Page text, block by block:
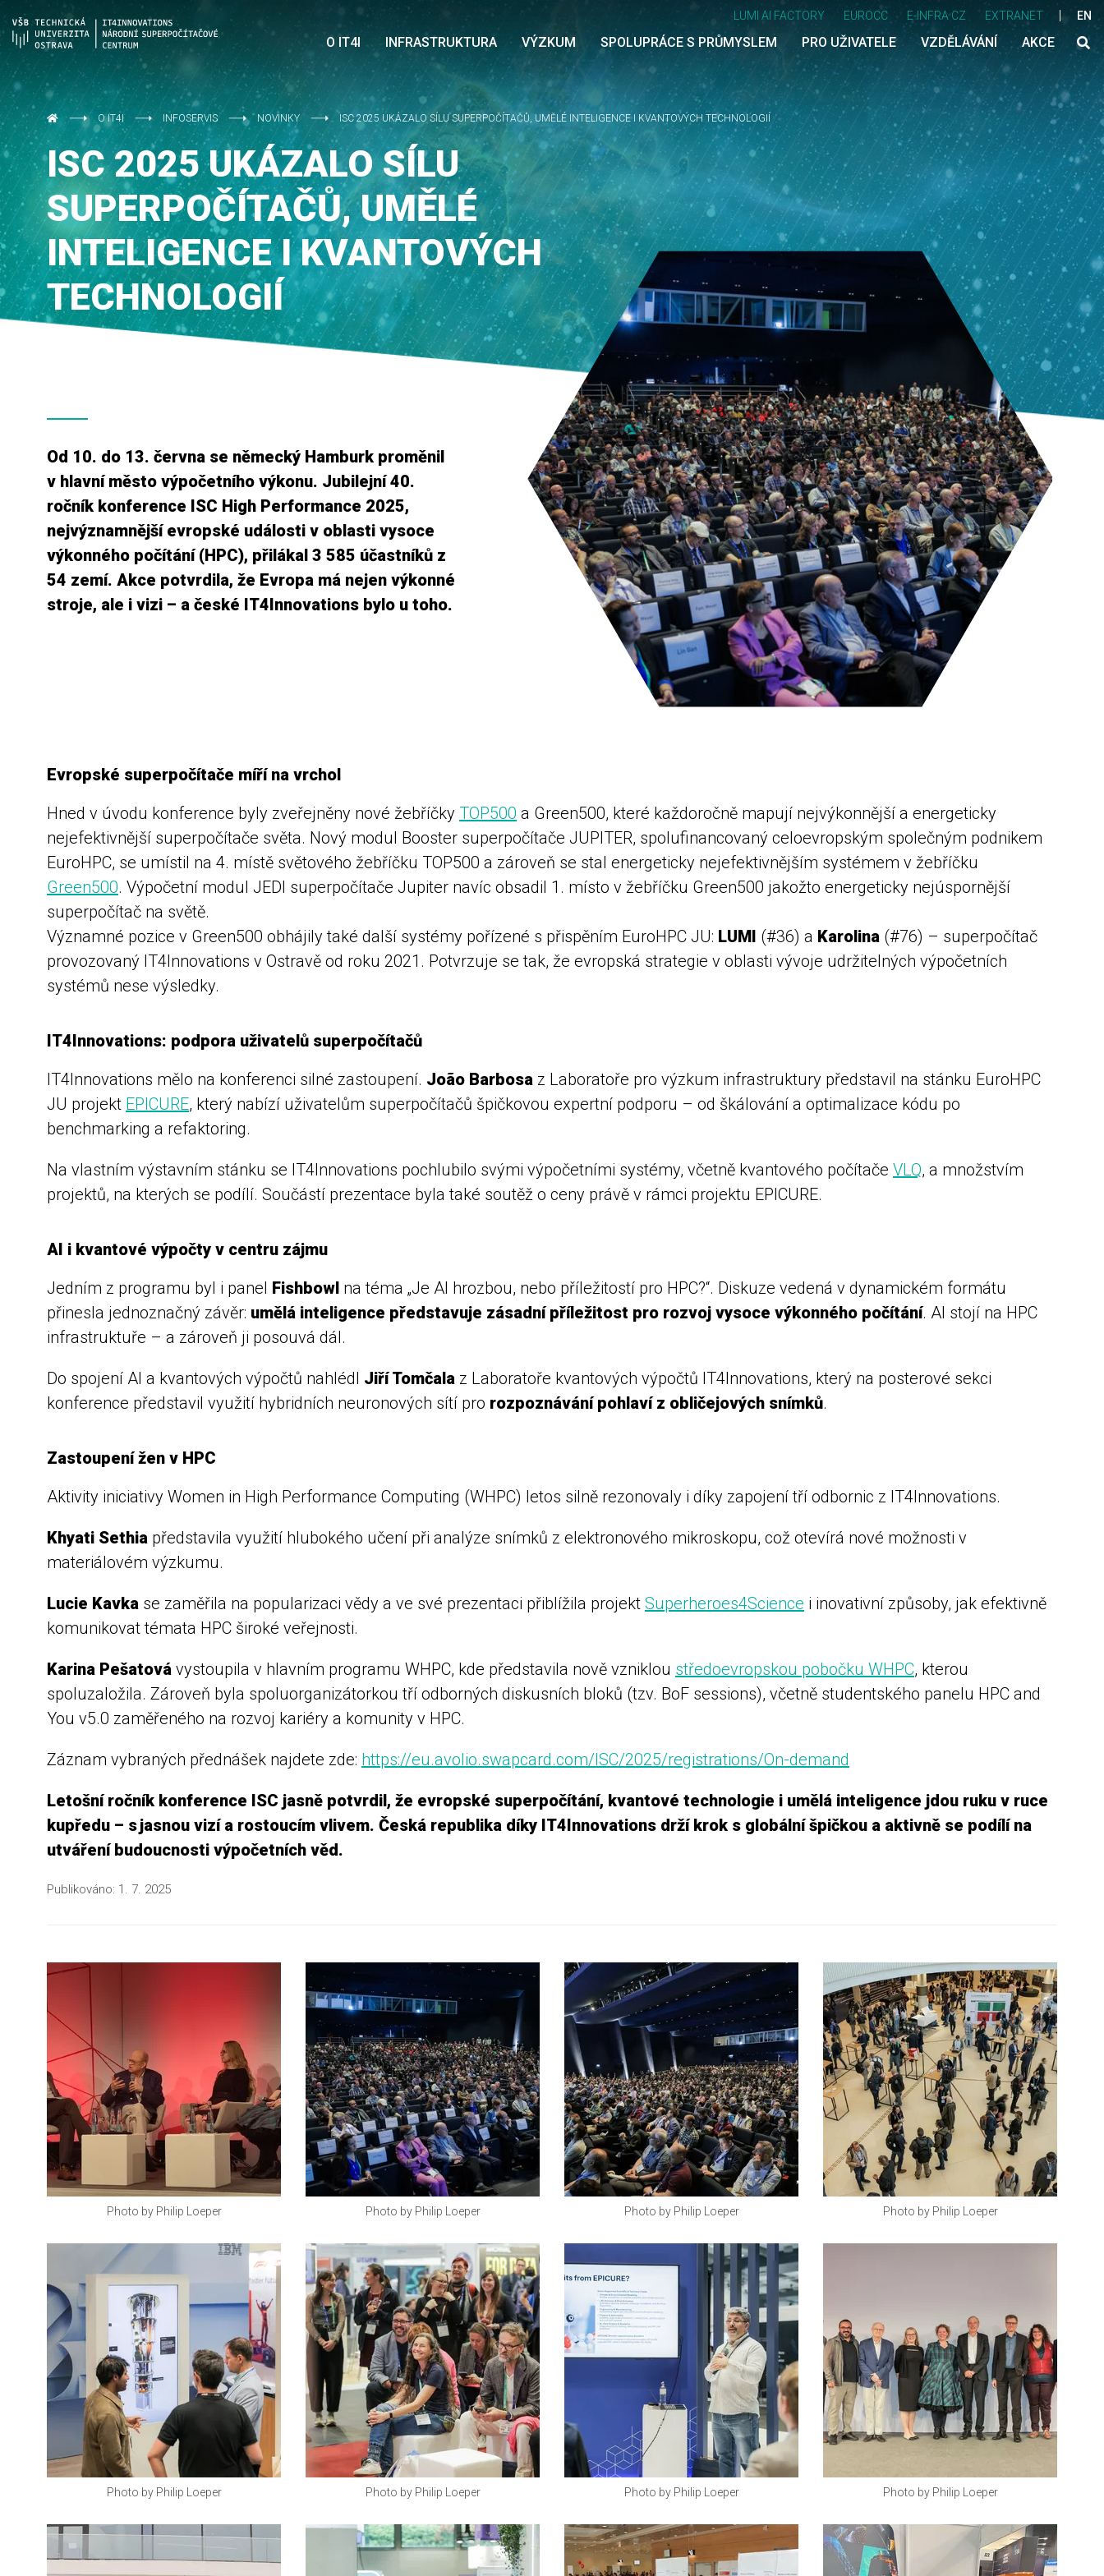
LUMI AI FACTORY EUROCC E-INFRA CZ EXTRANET EN
O IT4I INFRASTRUKTURA VÝZKUM SPOLUPRÁCE S PRŮMYSLEM PRO UŽIVATELE VZDĚLÁVÁNÍ AKCE
O IT4I INFOSERVIS NOVINKY ISC 2025 UKÁZALO SÍLU SUPERPOČÍTAČŮ, UMĚLÉ INTELIGENCE I KVANTOVÝCH TECHNOLOGIÍ
ISC 2025 UKÁZALO SÍLU
SUPERPOČÍTAČŮ, UMĚLÉ
INTELIGENCE I KVANTOVÝCH
TECHNOLOGIÍ
Od 10. do 13. června se německý Hamburk proměnil
v hlavní město výpočetního výkonu. Jubilejní 40.
ročník konference ISC High Performance 2025,
nejvýznamnější evropské události v oblasti vysoce
výkonného počítání (HPC), přilákal 3 585 účastníků z
54 zemí. Akce potvrdila, že Evropa má nejen výkonné
stroje, ale i vizi – a české IT4Innovations bylo u toho.
Evropské superpočítače míří na vrchol
Hned v úvodu konference byly zveřejněny nové žebříčky TOP500 a Green500, které každoročně mapují nejvýkonnější a energeticky
nejefektivnější superpočítače světa. Nový modul Booster superpočítače JUPITER, spolufinancovaný celoevropským společným podnikem
EuroHPC, se umístil na 4. místě světového žebříčku TOP500 a zároveň se stal energeticky nejefektivnějším systémem v žebříčku
Green500. Výpočetní modul JEDI superpočítače Jupiter navíc obsadil 1. místo v žebříčku Green500 jakožto energeticky nejúspornější
superpočítač na světě.
Významné pozice v Green500 obhájily také další systémy pořízené s přispěním EuroHPC JU: LUMI (#36) a Karolina (#76) – superpočítač
provozovaný IT4Innovations v Ostravě od roku 2021. Potvrzuje se tak, že evropská strategie v oblasti vývoje udržitelných výpočetních
systémů nese výsledky.
IT4Innovations: podpora uživatelů superpočítačů
IT4Innovations mělo na konferenci silné zastoupení. João Barbosa z Laboratoře pro výzkum infrastruktury představil na stánku EuroHPC
JU projekt EPICURE, který nabízí uživatelům superpočítačů špičkovou expertní podporu – od škálování a optimalizace kódu po
benchmarking a refaktoring.
Na vlastním výstavním stánku se IT4Innovations pochlubilo svými výpočetními systémy, včetně kvantového počítače VLQ, a množstvím
projektů, na kterých se podílí. Součástí prezentace byla také soutěž o ceny právě v rámci projektu EPICURE.
AI i kvantové výpočty v centru zájmu
Jedním z programu byl i panel Fishbowl na téma „Je AI hrozbou, nebo příležitostí pro HPC?“. Diskuze vedená v dynamickém formátu
přinesla jednoznačný závěr: umělá inteligence představuje zásadní příležitost pro rozvoj vysoce výkonného počítání. AI stojí na HPC
infrastruktuře – a zároveň ji posouvá dál.
Do spojení AI a kvantových výpočtů nahlédl Jiří Tomčala z Laboratoře kvantových výpočtů IT4Innovations, který na posterové sekci
konference představil využití hybridních neuronových sítí pro rozpoznávání pohlaví z obličejových snímků.
Zastoupení žen v HPC
Aktivity iniciativy Women in High Performance Computing (WHPC) letos silně rezonovaly i díky zapojení tří odbornic z IT4Innovations.
Khyati Sethia představila využití hlubokého učení při analýze snímků z elektronového mikroskopu, což otevírá nové možnosti v
materiálovém výzkumu.
Lucie Kavka se zaměřila na popularizaci vědy a ve své prezentaci přiblížila projekt Superheroes4Science i inovativní způsoby, jak efektivně
komunikovat témata HPC široké veřejnosti.
Karina Pešatová vystoupila v hlavním programu WHPC, kde představila nově vzniklou středoevropskou pobočku WHPC, kterou
spoluzaložila. Zároveň byla spoluorganizátorkou tří odborných diskusních bloků (tzv. BoF sessions), včetně studentského panelu HPC and
You v5.0 zaměřeného na rozvoj kariéry a komunity v HPC.
Záznam vybraných přednášek najdete zde: https://eu.avolio.swapcard.com/ISC/2025/registrations/On-demand
Letošní ročník konference ISC jasně potvrdil, že evropské superpočítání, kvantové technologie i umělá inteligence jdou ruku v ruce
kupředu – s jasnou vizí a rostoucím vlivem. Česká republika díky IT4Innovations drží krok s globální špičkou a aktivně se podílí na
utváření budoucnosti výpočetních věd.
Publikováno: 1. 7. 2025
Photo by Philip Loeper Photo by Philip Loeper Photo by Philip Loeper Photo by Philip Loeper
Photo by Philip Loeper Photo by Philip Loeper Photo by Philip Loeper Photo by Philip Loeper